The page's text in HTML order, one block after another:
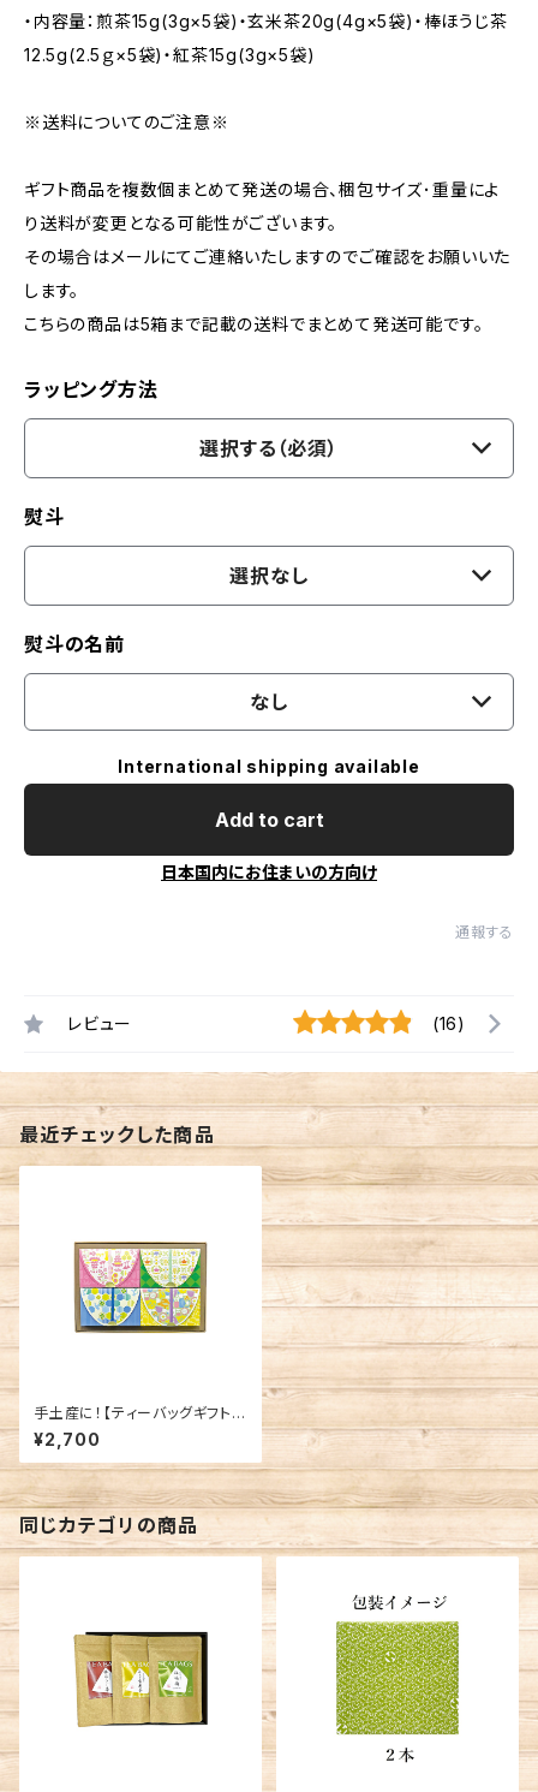
・内容量：煎茶15g(3g×5袋)・玄米茶20g(4g×5袋)・棒ほうじ茶
12.5g(2.5ｇ×5袋)・紅茶15g(3g×5袋)
※送料についてのご注意※
ギフト商品を複数個まとめて発送の場合、梱包サイズ･重量によ
り送料が変更となる可能性がございます。
その場合はメールにてご連絡いたしますのでご確認をお願いいた
します。
こちらの商品は5箱まで記載の送料でまとめて発送可能です。
ラッピング方法
選択する（必須）
熨斗
選択なし
熨斗の名前
なし
International shipping available
Add to cart
日本国内にお住まいの方向け
通報する
レビュー (16)
最近チェックした商品
手土産に！【ティーバッグギフト】
いろ色小箱 4種セット
¥2,700
同じカテゴリの商品